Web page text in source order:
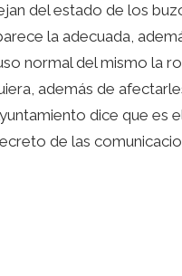
del estado de los
la adecuada,
normal del mismo la
además de
dice que es
de las